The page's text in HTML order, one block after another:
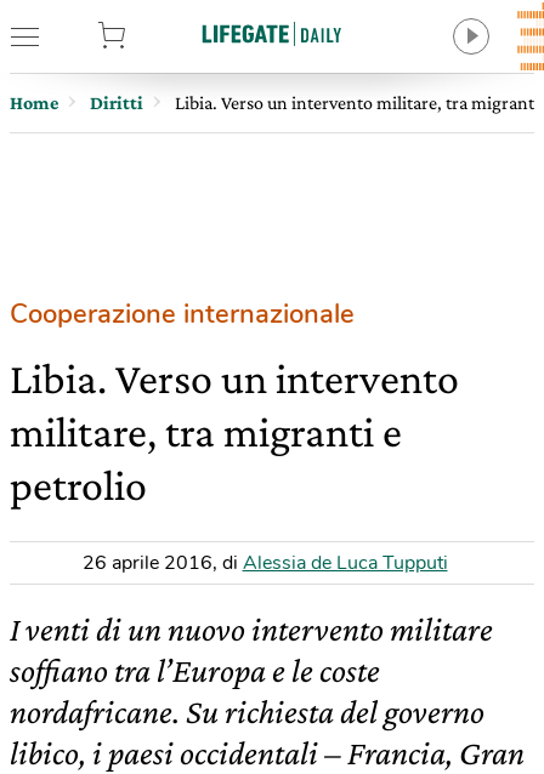
Home Diritti Libia. Verso un intervento militare, tra migranti
Cooperazione internazionale
Libia. Verso un intervento
militare, tra migranti e
petrolio
26 aprile 2016, di Alessia de Luca Tupputi
I venti di un nuovo intervento militare
soffiano tra l’Europa e le coste
nordafricane. Su richiesta del governo
libico, i paesi occidentali – Francia, Gran